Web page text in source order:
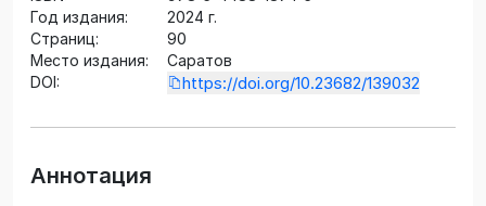
Год издания:
2024 г.
Страниц:
90
Место издания:
Саратов
DOI:
https://doi.org/10.23682/139032
Аннотация